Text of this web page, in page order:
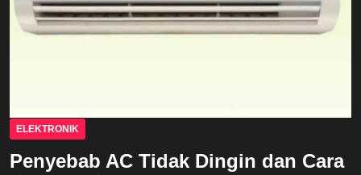
ELEKTRONIK
Penyebab AC Tidak Dingin dan Cara